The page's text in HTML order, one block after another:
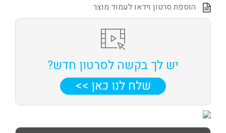
הוספת סרטון וידאו לעמוד מוצר
יש לך בקשה לסרטון חדש?
שלח לנו כאן >>